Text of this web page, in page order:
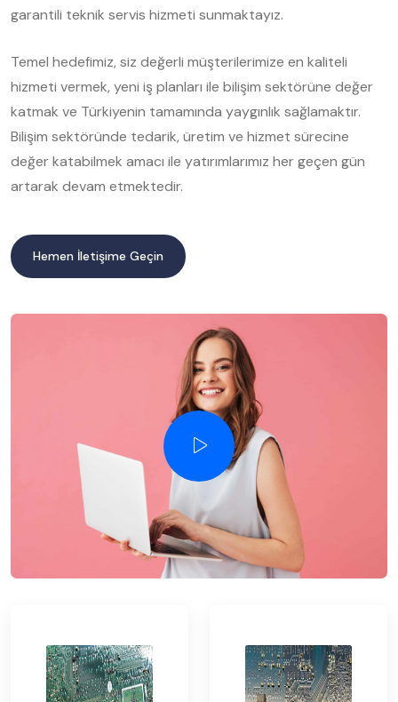
garantili teknik servis hizmeti sunmaktayız.
Temel hedefimiz, siz değerli müşterilerimize en kaliteli
hizmeti vermek, yeni iş planları ile bilişim sektörüne değer
katmak ve Türkiyenin tamamında yaygınlık sağlamaktır.
Bilişim sektöründe tedarik, üretim ve hizmet sürecine
değer katabilmek amacı ile yatırımlarımız her geçen gün
artarak devam etmektedir.
Hemen İletişime Geçin